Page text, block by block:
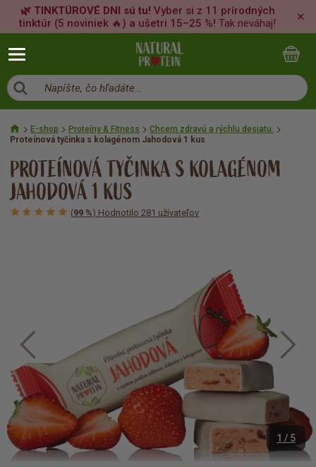
🌿 TINKTÚROVÉ DNI sú tu! Vyber si z 11 prírodných
tinktúr (5 noviniek 🔥) a ušetri 15–25 %! Tak neváhaj!
✕
Napíšte, čo hľadáte…
E-shop Proteíny & Fitness
Chcem zdravú a rýchlu desiatu.
Proteínová tyčinka s kolagénom Jahodová 1 kus
PROTEÍNOVÁ TYČINKA S KOLAGÉNOM
JAHODOVÁ 1 KUS
(99 %) Hodnotilo 281 užívateľov
1 / 5